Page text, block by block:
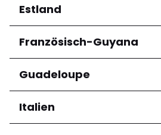
Regionen
Qarku i Tiranës
Estland
Regionen
Harju maakond
Tartu maakond
Französisch-Guyana
Regionen
Arrondissement de
Guadeloupe
Regionen
Grande-Terre
Italien